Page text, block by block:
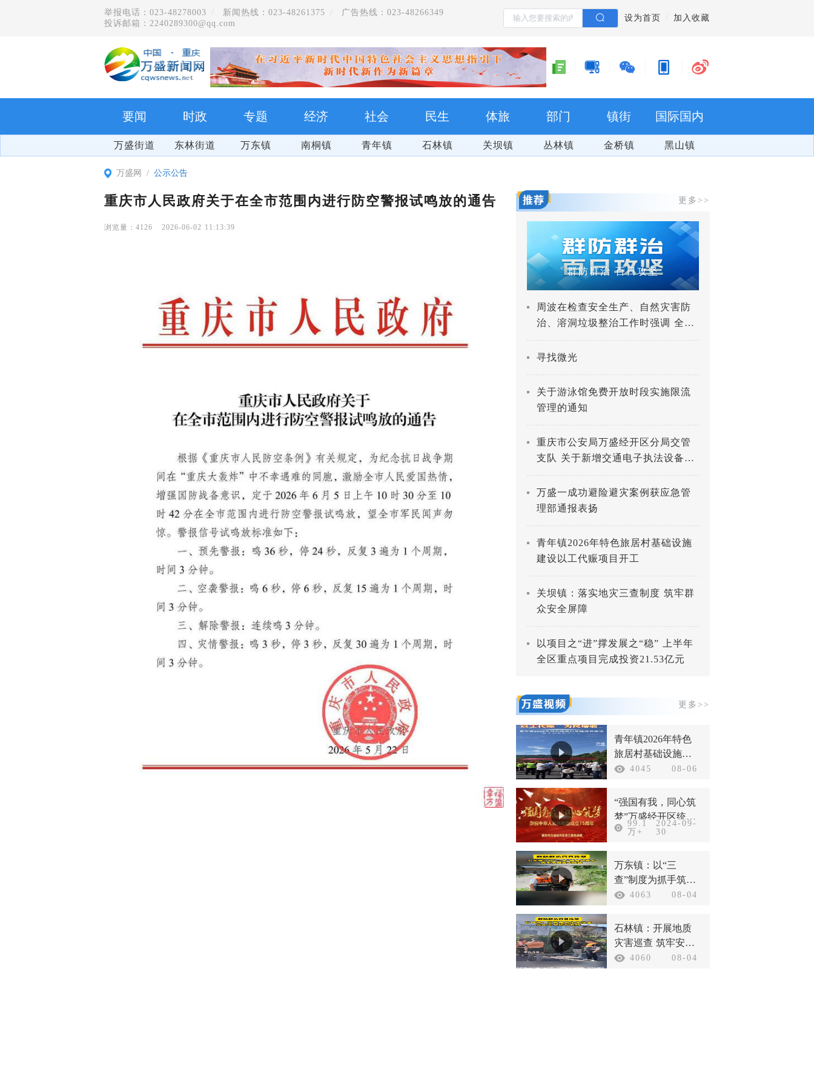
举报电话：023-48278003 新闻热线：023-48261375
广告热线：023-48266349
投诉邮箱：2240289300@qq.com
设为首页 加入收藏
要闻 时政 专题 经济 社会 民生 体旅 部门 镇街 国际国内
万盛街道 东林街道 万东镇 南桐镇 青年镇 石林镇 关坝镇 丛林镇 金桥镇 黑山镇
万盛网 公示公告
重庆市人民政府关于在全市范围内进行防空警报试鸣放的通告
4126 2026-06-02 11:13:39
更多>>
群防群治 百日攻坚
周波在检查安全生产、自然灾害防
治、溶洞垃圾整治工作时强调 全力
打好防灾减灾救灾人民战争 深入推
进溶洞垃圾专项整治工作
寻找微光
关于游泳馆免费开放时段实施限流
管理的通知
重庆市公安局万盛经开区分局交管
支队 关于新增交通电子执法设备的
公示
万盛一成功避险避灾案例获应急管
理部通报表扬
青年镇2026年特色旅居村基础设施
建设以工代赈项目开工
关坝镇：落实地灾三查制度 筑牢群
众安全屏障
以项目之“进”撑发展之“稳” 上半年
全区重点项目完成投资21.53亿元
更多>>
青年镇2026年特色
旅居村基础设施建
设以工代赈项目开
4045 08-06
“强国有我，同心筑
梦”万盛经开区统一
战线庆祝新中国成
99.1
万+
2024-09-
30
万东镇：以“三
查”制度为抓手筑牢
汛期安全防线
4063 08-04
石林镇：开展地质
灾害巡查 筑牢安全
防护底线
4060 08-04